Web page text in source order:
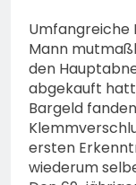
Umfangreiche
Mann
den
abgekauft
Bargeld
ersten
wiederum